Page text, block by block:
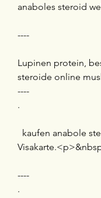
anaboles steroid
----
Lupinen protein,
steroide online
----
.
----
.